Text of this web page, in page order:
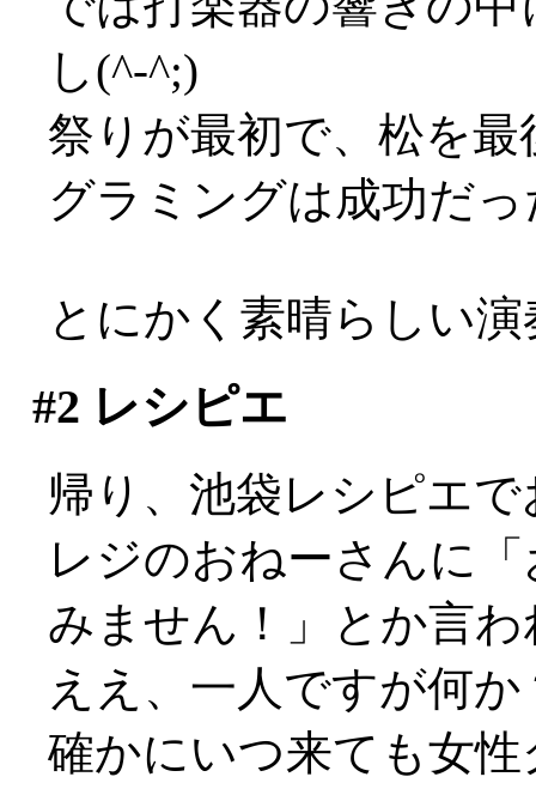
し(^-^;)
祭りが最初で、松を
グラミングは成功だ
とにかく素晴らしい
#2 レシピエ
帰り、池袋レシピエで
レジのおねーさんに
みません！」とか言
ええ、一人ですが何か
確かにいつ来ても女